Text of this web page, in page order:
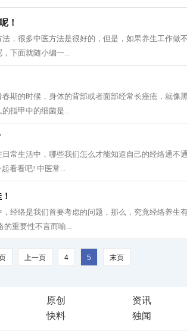
！
，很多中医方法是很好的，但是，如果养生工作做
下面就随小编一...
期的时候，身体的背部或者面部经常长痤疮，就像
指甲中的细菌是...
常生活中，哪些我们怎么才能知道自己的经络通不
看看吧! 中医常...
经络是我们首要考虑的问题，那么，究竟经络养生
的重要性不言而喻...
上一页 4 5 末页
原创 资讯
快料 独闻